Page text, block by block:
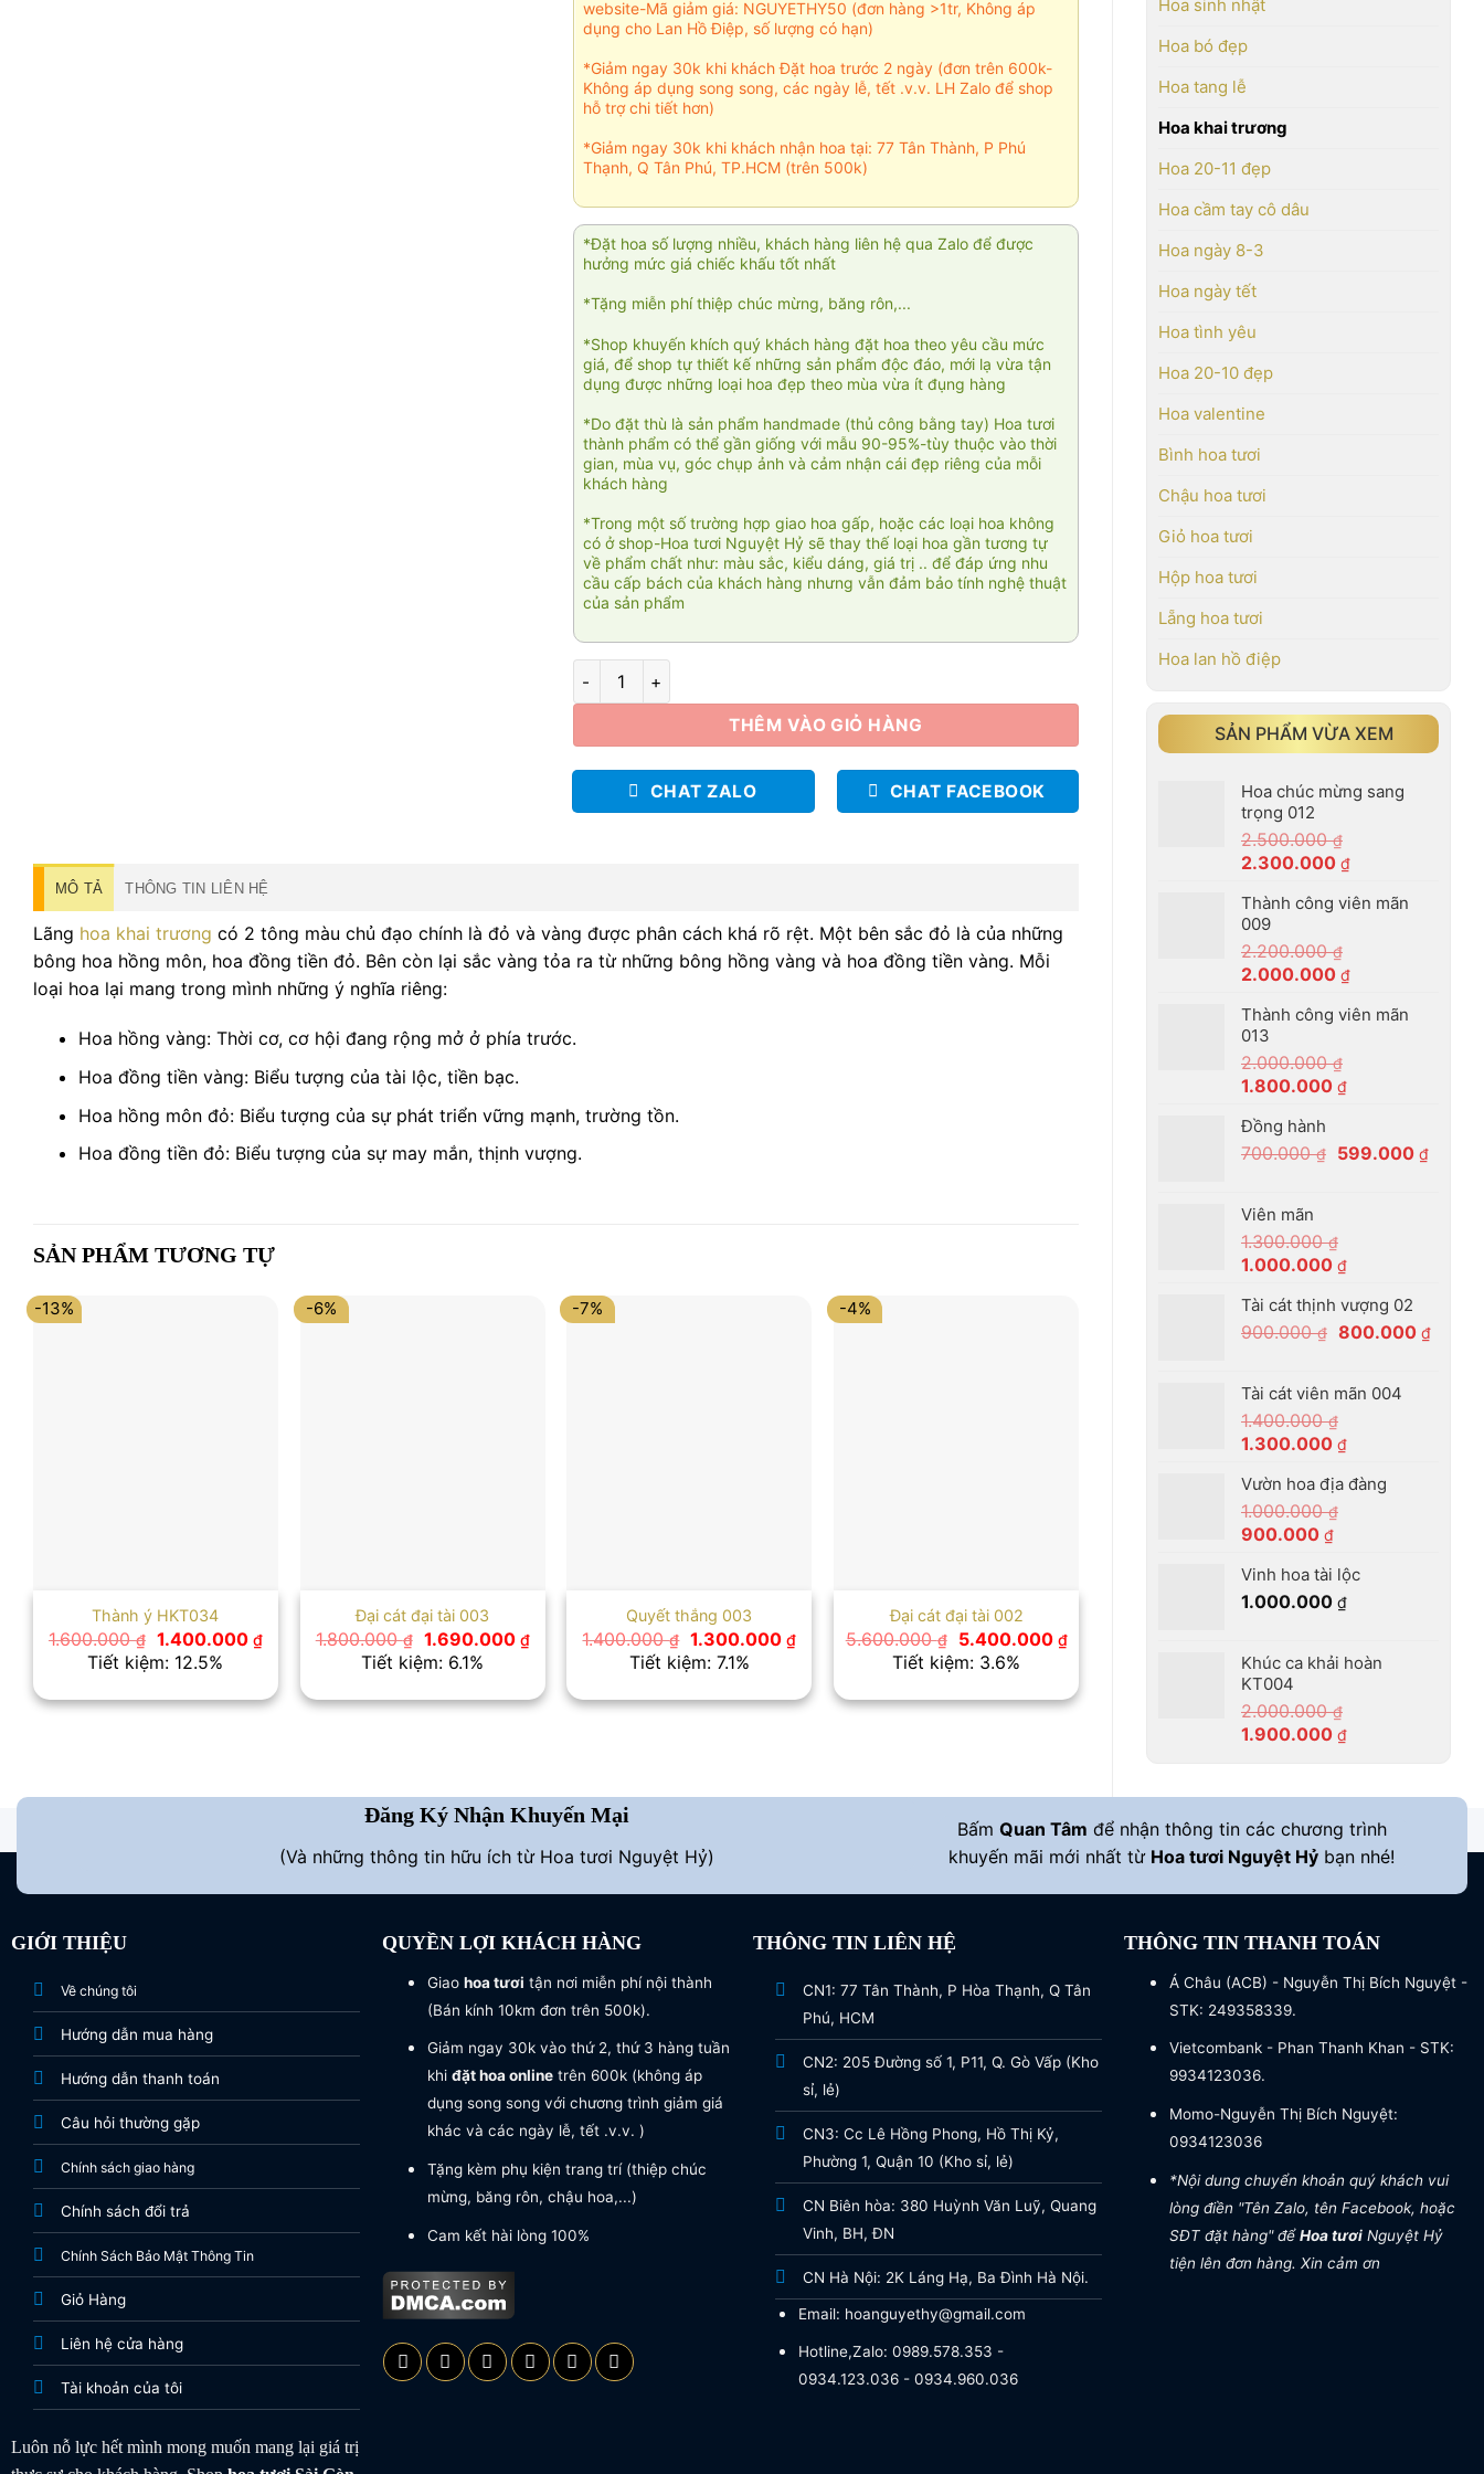
Hoa sinh nhật
Hoa bó đẹp
Hoa tang lễ
Hoa khai trương
Hoa 20-11 đẹp
Hoa cầm tay cô dâu
Hoa ngày 8-3
Hoa ngày tết
Hoa tình yêu
Hoa 20-10 đẹp
Hoa valentine
Bình hoa tươi
Chậu hoa tươi
Giỏ hoa tươi
Hộp hoa tươi
Lẵng hoa tươi
Hoa lan hồ điệp
SẢN PHẨM VỪA XEM
Hoa chúc mừng sang
trọng 012
2.500.000₫
Giá
là:
2.500.000 ₫.
2.300.000 ₫Giá
tại
Thành công viên mãn
009
2.200.000₫
Giá
là:
2.200.000 ₫.
2.000.000 ₫Giá
tại
Thành công viên mãn
013
2.000.000₫
Giá
là:
2.000.000 ₫.
1.800.000 ₫Giá
là:
Đồng hành
700.000₫
Giá
599.000 ₫Giá
Viên mãn
1.300.000₫
Giá
là:
1.300.000 ₫.
1.000.000 ₫Giá
tại
là:
Tài cát thịnh vượng 02
900.000₫ Giá
900.000 ₫.
800.000 ₫Giá
Tài cát viên mãn 004
1.400.000₫
Giá
là:
1.400.000 ₫.
1.300.000 ₫Giá
tại
Vườn hoa địa đàng
1.000.000₫
Giá
là:
1.000.000 ₫.
900.000 ₫Giá
tại
là:
Vinh hoa tài lộc
1.000.000 ₫
Khúc ca khải hoàn
KT004
2.000.000₫
Giá
2.000.000 ₫.
1.900.000 ₫Giá
là:
1.900.000 ₫.
website-Mã giảm giá: NGUYETHY50 (đơn hàng >1tr, Không áp
dụng cho Lan Hồ Điệp, số lượng có hạn)
*Giảm ngay 30k khi khách Đặt hoa trước 2 ngày (đơn trên 600k-
Không áp dụng song song, các ngày lễ, tết .v.v. LH Zalo để shop
hỗ trợ chi tiết hơn)
*Giảm ngay 30k khi khách nhận hoa tại: 77 Tân Thành, P Phú
Thạnh, Q Tân Phú, TP.HCM (trên 500k)
*Đặt hoa số lượng nhiều, khách hàng liên hệ qua Zalo để được
hưởng mức giá chiếc khấu tốt nhất
*Tặng miễn phí thiệp chúc mừng, băng rôn,...
*Shop khuyến khích quý khách hàng đặt hoa theo yêu cầu mức
giá, để shop tự thiết kế những sản phẩm độc đáo, mới lạ vừa tận
dụng được những loại hoa đẹp theo mùa vừa ít đụng hàng
*Do đặt thù là sản phẩm handmade (thủ công bằng tay) Hoa tươi
thành phẩm có thể gần giống với mẫu 90-95%-tùy thuộc vào thời
gian, mùa vụ, góc chụp ảnh và cảm nhận cái đẹp riêng của mỗi
khách hàng
*Trong một số trường hợp giao hoa gấp, hoặc các loại hoa không
có ở shop-Hoa tươi Nguyệt Hỷ sẽ thay thế loại hoa gần tương tự
về phẩm chất như: màu sắc, kiểu dáng, giá trị .. để đáp ứng nhu
cầu cấp bách của khách hàng nhưng vẫn đảm bảo tính nghệ thuật
của sản phẩm
Phúc Lộc Thọ số lượng
THÊM VÀO GIỎ HÀNG
CHAT ZALO CHAT FACEBOOK
MÔ TẢ THÔNG TIN LIÊN HỆ
Lãng hoa khai trương có 2 tông màu chủ đạo chính là đỏ và vàng được phân cách khá rõ rệt. Một bên sắc đỏ là của những
bông hoa hồng môn, hoa đồng tiền đỏ. Bên còn lại sắc vàng tỏa ra từ những bông hồng vàng và hoa đồng tiền vàng. Mỗi
loại hoa lại mang trong mình những ý nghĩa riêng:
Hoa hồng vàng: Thời cơ, cơ hội đang rộng mở ở phía trước.
Hoa đồng tiền vàng: Biểu tượng của tài lộc, tiền bạc.
Hoa hồng môn đỏ: Biểu tượng của sự phát triển vững mạnh, trường tồn.
Hoa đồng tiền đỏ: Biểu tượng của sự may mắn, thịnh vượng.
SẢN PHẨM TƯƠNG TỰ
-13%
Thành ý HKT034
1.600.000₫ Giá
gốc
là:
1.400.000 ₫Giá
hiện
là:
1.400.000 ₫.
Tiết kiệm: 12.5%
-6%
Đại cát đại tài 003
1.800.000₫
Giá
gốc
là:
1.690.000 ₫Giá
hiện
là:
1.690.000 ₫.
Tiết kiệm: 6.1%
-7%
Quyết thắng 003
1.400.000₫ Giá
gốc
là:
1.300.000₫Giá
là:
1.300.000 ₫.
Tiết kiệm: 7.1%
-4%
Đại cát đại tài 002
5.600.000₫
Giá
gốc
là:
5.400.000 ₫Giá
hiện
là:
5.400.000 ₫.
Tiết kiệm: 3.6%
Đăng Ký Nhận Khuyến Mại
(Và những thông tin hữu ích từ Hoa tươi Nguyệt Hỷ)
Bấm Quan Tâm để nhận thông tin các chương trình
khuyến mãi mới nhất từ Hoa tươi Nguyệt Hỷ bạn nhé!
GIỚI THIỆU
Về chúng tôi
Hướng dẫn mua hàng
Hướng dẫn thanh toán
Câu hỏi thường gặp
Chính sách giao hàng
Chính sách đổi trả
Chính Sách Bảo Mật Thông Tin
Giỏ Hàng
Liên hệ cửa hàng
Tài khoản của tôi
Luôn nỗ lực hết mình mong muốn mang lại giá trị
QUYỀN LỢI KHÁCH HÀNG
Giao hoa tươi tận nơi miễn phí nội thành
(Bán kính 10km đơn trên 500k).
Giảm ngay 30k vào thứ 2, thứ 3 hàng tuần
khi đặt hoa onlinetrên 600k (không áp
dụng song song với chương trình giảm giá
khác và các ngày lễ, tết .v.v. )
Tặng kèm phụ kiện trang trí (thiệp chúc
mừng, băng rôn, chậu hoa,...)
Cam kết hài lòng 100%
THÔNG TIN LIÊN HỆ
CN1: 77 Tân Thành, P Hòa Thạnh, Q Tân
Phú, HCM
CN2: 205 Đường số 1, P11, Q. Gò Vấp (Kho
sỉ, lẻ)
CN3: Cc Lê Hồng Phong, Hồ Thị Kỷ,
Phường 1, Quận 10 (Kho sỉ, lẻ)
CN Biên hòa: 380 Huỳnh Văn Luỹ, Quang
Vinh, BH, ĐN
CN Hà Nội: 2K Láng Hạ, Ba Đình Hà Nội.
Email: hoanguyethy@gmail.com
Hotline,Zalo: 0989.578.353 -
0934.123.036 - 0934.960.036
THÔNG TIN THANH TOÁN
Á Châu (ACB) - Nguyễn Thị Bích Nguyệt -
STK: 249358339.
Vietcombank - Phan Thanh Khan - STK:
9934123036.
Momo-Nguyễn Thị Bích Nguyệt:
0934123036
*Nội dung chuyển khoản quý khách vui
lòng điền "Tên Zalo, tên Facebook, hoặc
SĐT đặt hàng" đểHoa tươiNguyệt Hỷ
tiện lên đơn hàng. Xin cảm ơn